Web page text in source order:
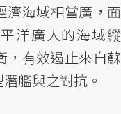
濟海域相當廣，面
洋廣大的海域縱
，有效遏止來自蘇
艦與之對抗。